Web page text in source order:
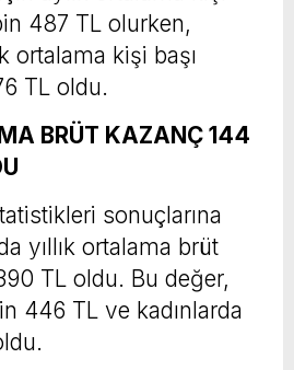
487 TL olurken,
ortalama kişi başı
TL oldu.
BRÜT KAZANÇ 144
sonuçlarına
yıllık ortalama brüt
TL oldu. Bu değer,
446 TL ve kadınlarda